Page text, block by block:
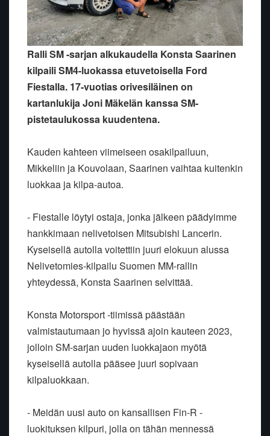
Ralli SM -sarjan alkukaudella Konsta Saarinen
kilpaili SM4-luokassa etuvetoisella Ford
Fiestalla. 17-vuotias orivesiläinen on
kartanlukija Joni Mäkelän kanssa SM-
pistetaulukossa kuudentena.
Kauden kahteen viimeiseen osakilpailuun,
Mikkeliin ja Kouvolaan, Saarinen vaihtaa kuitenkin
luokkaa ja kilpa-autoa.
- Fiestalle löytyi ostaja, jonka jälkeen päädyimme
hankkimaan nelivetoisen Mitsubishi Lancerin.
Kyseisellä autolla voitettiin juuri elokuun alussa
Nelivetomies-kilpailu Suomen MM-rallin
yhteydessä, Konsta Saarinen selvittää.
Konsta Motorsport -tiimissä päästään
valmistautumaan jo hyvissä ajoin kauteen 2023,
jolloin SM-sarjan uuden luokkajaon myötä
kyseisellä autolla pääsee juuri sopivaan
kilpaluokkaan.
- Meidän uusi auto on kansallisen Fin-R -
luokituksen kilpuri, jolla on tähän mennessä